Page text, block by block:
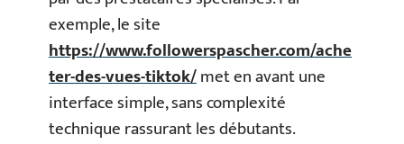
exemple, le site
https://www.followerspascher.com/ache
ter-des-vues-tiktok/met en avant une
interface simple, sans complexité
technique rassurant les débutants.